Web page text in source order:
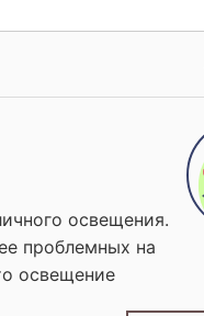
освещения.
проблемных на
освещение